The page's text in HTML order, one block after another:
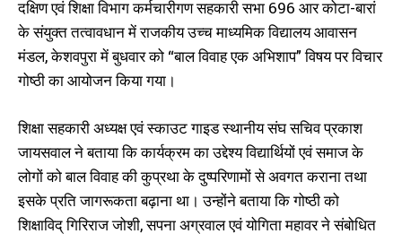
दक्षिण एवं शिक्षा विभाग कर्मचारीगण सहकारी सभा 696 आर कोटा-बारां
के संयुक्त तत्वावधान में राजकीय उच्च माध्यमिक विद्यालय आवासन
मंडल, केशवपुरा में बुधवार को “बाल विवाह एक अभिशाप” विषय पर विचार
गोष्ठी का आयोजन किया गया।
शिक्षा सहकारी अध्यक्ष एवं स्काउट गाइड स्थानीय संघ सचिव प्रकाश
जायसवाल ने बताया कि कार्यक्रम का उद्देश्य विद्यार्थियों एवं समाज के
लोगों को बाल विवाह की कुप्रथा के दुष्परिणामों से अवगत कराना तथा
इसके प्रति जागरूकता बढ़ाना था। उन्होंने बताया कि गोष्ठी को
शिक्षाविद् गिरिराज जोशी, सपना अग्रवाल एवं योगिता महावर ने संबोधित